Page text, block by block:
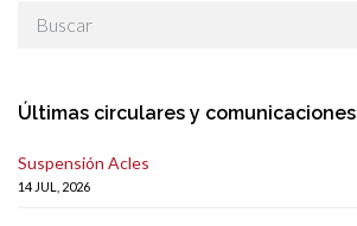
Últimas circulares y comunicaciones
Suspensión Acles
14 JUL, 2026